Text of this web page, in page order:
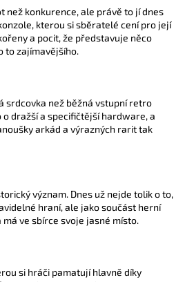
než konkurence, ale právě to jí dnes
kterou si sběratelé cení pro její
a pocit, že představuje něco
to zajímavějšího.
srdcovka než běžná vstupní retro
o dražší a specifičtější hardware, a
arkád a výrazných rarit tak
význam. Dnes už nejde tolik o to,
hraní, ale jako součást herní
ve sbírce svoje jasné místo.
si hráči pamatují hlavně díky